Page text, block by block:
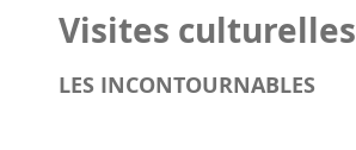
Visites culturelles
LES INCONTOURNABLES